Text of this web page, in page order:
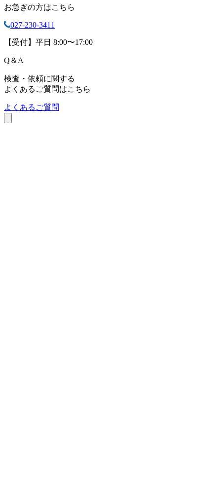
お急ぎの方はこちら
027-230-3411
【受付】平日 8:00〜17:00
Q ＆A
検査・依頼に関する
よくあるご質問はこちら
よくあるご質問